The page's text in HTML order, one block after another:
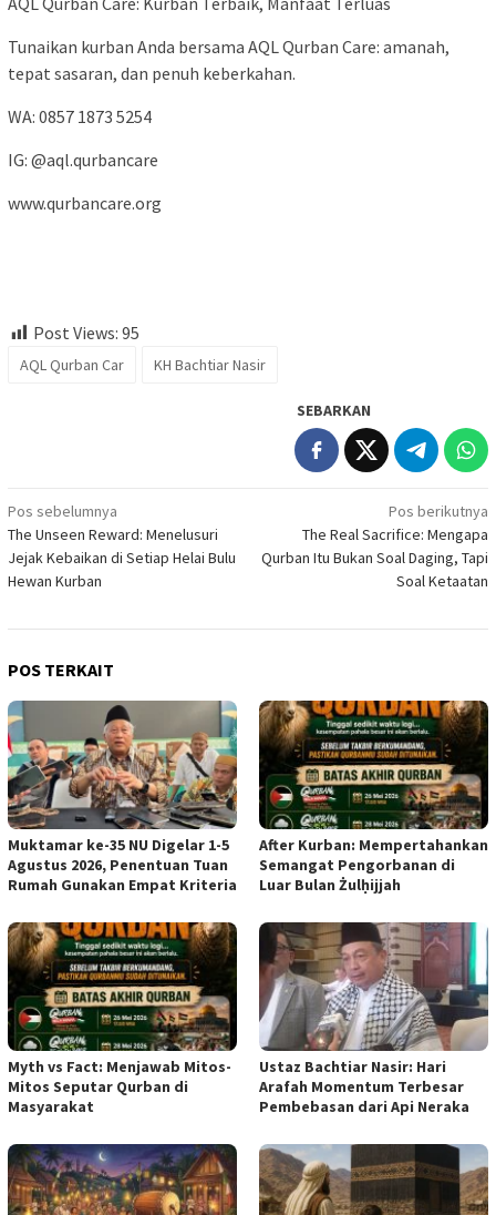
Tunaikan kurban Anda bersama AQL Qurban Care: amanah,
tepat sasaran, dan penuh keberkahan.
WA: 0857 1873 5254
IG: @aql.qurbancare
www.qurbancare.org
Post Views: 95
AQL Qurban Car KH Bachtiar Nasir
SEBARKAN
Navigasi
pos
Pos sebelumnya
The Unseen Reward: Menelusuri
Jejak Kebaikan di Setiap Helai Bulu
Hewan Kurban
Pos berikutnya
The Real Sacrifice: Mengapa
Qurban Itu Bukan Soal Daging, Tapi
Soal Ketaatan
POS TERKAIT
Muktamar ke-35 NU Digelar 1-5
Agustus 2026, Penentuan Tuan
Rumah Gunakan Empat Kriteria
After Kurban: Mempertahankan
Semangat Pengorbanan di
Luar Bulan Żulḥijjah
Myth vs Fact: Menjawab Mitos-
Mitos Seputar Qurban di
Masyarakat
Ustaz Bachtiar Nasir: Hari
Arafah Momentum Terbesar
Pembebasan dari Api Neraka